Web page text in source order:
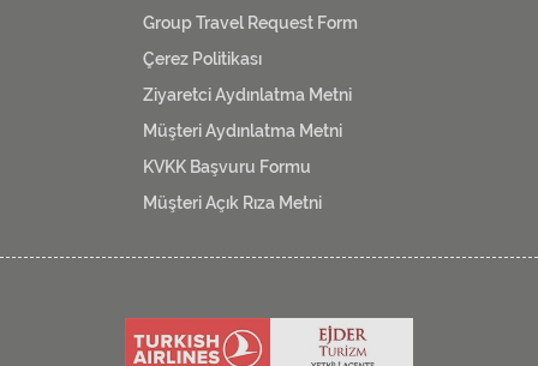
Group Travel Request Form
Çerez Politikası
Ziyaretci Aydınlatma Metni
Müşteri Aydınlatma Metni
KVKK Başvuru Formu
Müşteri Açık Rıza Metni